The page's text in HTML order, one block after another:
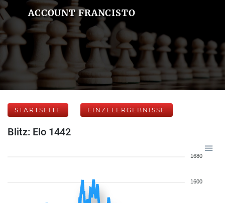
ACCOUNT FRANCISTO
STARTSEITE EINZELERGEBNISSE
Blitz: Elo 1442
1680
1600